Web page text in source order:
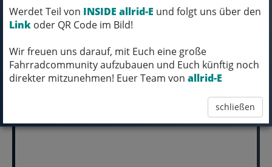
Werdet Teil von INSIDE allrid-E und folgt uns über den
Link oder QR Code im Bild!
Wir freuen uns darauf, mit Euch eine große
Fahrradcommunity aufzubauen und Euch künftig noch
direkter mitzunehmen! Euer Team von allrid-E
schließen
werden.
KOMM´ VORBEI, MICH KANNST DU HABEN!
pro Stück (inkl. MwSt.)